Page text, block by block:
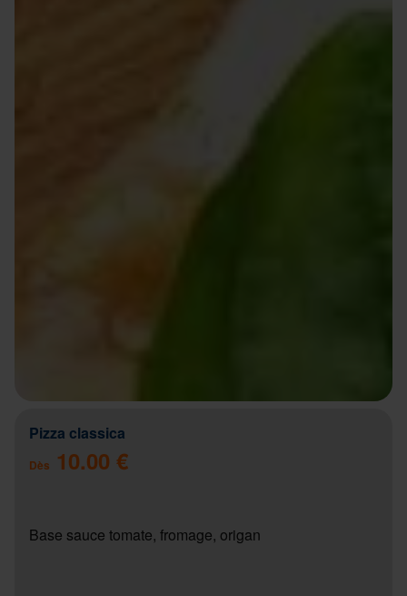
Pizza classica
Dès 10.00 €
Base sauce tomate, fromage, origan